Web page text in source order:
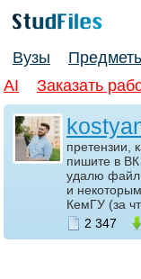
Вузы
AI
Заказать
претензии,
пишите в
удалю
и
КемГУ (за
2 347